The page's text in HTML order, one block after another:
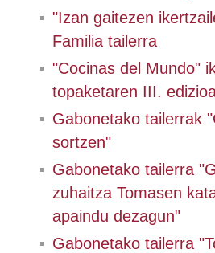
"Izan gaitezen
Familia tailerra
"Cocinas del Mundo"
topaketaren III.
Gabonetako tailerrak
sortzen"
Gabonetako tailerra
zuhaitza Tomasen
apaindu dezagun"
Gabonetako tailerra